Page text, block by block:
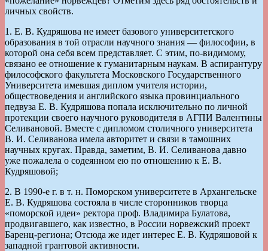
личных свойств.
1. Е. В. Кудряшова не имеет базового университетского
образования в той отрасли научного знания — философии, в
которой она себя всем представляет. С этим, по-видимому,
связано ее отношение к гуманитарным наукам. В аспирантуру
философского факультета Московского Государственного
Университета имевшая диплом учителя истории,
обществоведения и английского языка провинциального
педвуза Е. В. Кудряшова попала исключительно по личной
протекции своего научного руководителя в АГПИ Валентины
Селивановой. Вместе с дипломом столичного университета
В. И. Селиванова имела авторитет и связи в тамошних
научных кругах. Правда, заметим, В. И. Селиванова давно
уже пожалела о содеянном ею по отношению к Е. В.
Кудряшовой;
2. В 1990-е г. в т. н. Поморском университете в Архангельске
Е. В. Кудряшова состояла в числе сторонников творца
«поморской идеи» ректора проф. Владимира Булатова,
продвигавшего, как известно, в России норвежский проект
Баренц-региона; Отсюда же идет интерес Е. В. Кудряшовой к
западной грантовой активности.